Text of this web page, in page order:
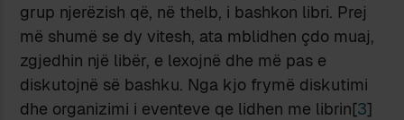
grup njerëzish që, në thelb, i bashkon libri. Prej
më shumë se dy vitesh, ata mblidhen çdo muaj,
zgjedhin një libër, e lexojnë dhe më pas e
diskutojnë së bashku. Nga kjo frymë diskutimi
dhe organizimi i eventeve qe lidhen me librin[3]